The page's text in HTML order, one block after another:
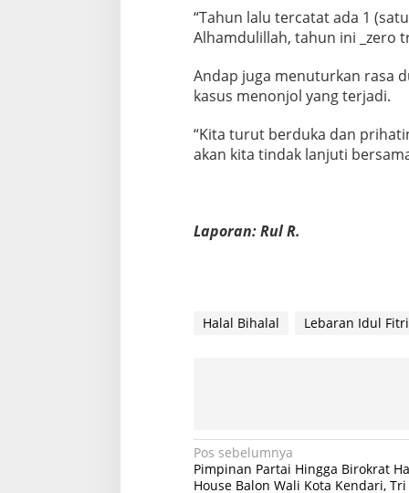
“Tahun lalu tercatat ada 1
Alhamdulillah, tahun ini _zero
Andap juga menuturkan rasa
kasus menonjol yang terjadi.
“Kita turut berduka dan
akan kita tindak lanjuti
Laporan: Rul R.
Halal Bihalal Lebaran Idul Fitri
N
a
Pos sebelumnya
Pimpinan Partai Hingga Birokrat
House Balon Wali Kota Kendari,